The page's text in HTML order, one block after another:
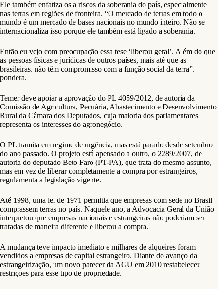
Ele também enfatiza os a riscos da soberania do país, especialmente
nas terras em regiões de fronteira. “O mercado de terras em todo o
mundo é um mercado de bases nacionais no mundo inteiro. Não se
internacionaliza isso porque ele também está ligado a soberania.
Então eu vejo com preocupação essa tese ‘liberou geral’. Além do que
as pessoas físicas e jurídicas de outros países, mais até que as
brasileiras, não têm compromisso com a função social da terra”,
pondera.
Temer deve apoiar a aprovação do PL 4059/2012, de autoria da
Comissão de Agricultura, Pecuária, Abastecimento e Desenvolvimento
Rural da Câmara dos Deputados, cuja maioria dos parlamentares
representa os interesses do agronegócio.
O PL tramita em regime de urgência, mas está parado desde setembro
do ano passado. O projeto está apensado a outro, o 2289/2007, de
autoria do deputado Beto Faro (PT-PA), que trata do mesmo assunto,
mas em vez de liberar completamente a compra por estrangeiros,
regulamenta a legislação vigente.
Até 1998, uma lei de 1971 permitia que empresas com sede no Brasil
comprassem terras no país. Naquele ano, a Advocacia Geral da União
interpretou que empresas nacionais e estrangeiras não poderiam ser
tratadas de maneira diferente e liberou a compra.
A mudança teve impacto imediato e milhares de alqueires foram
vendidos a empresas de capital estrangeiro. Diante do avanço da
estrangeirização, um novo parecer da AGU em 2010 restabeleceu
restrições para esse tipo de propriedade.